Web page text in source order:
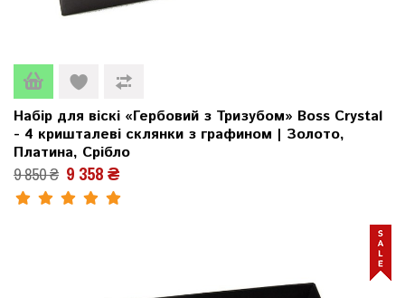
Набір для віскі «Гербовий з Тризубом» Boss Crystal
- 4 кришталеві склянки з графином | Золото,
Платина, Срібло
9 850 ₴ 9 358 ₴